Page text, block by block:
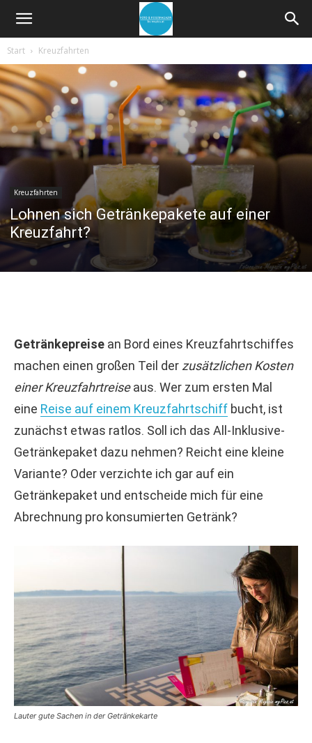
Start Kreuzfahrten
Kreuzfahrten
Lohnen sich Getränkepakete auf einer
Kreuzfahrt?
Getränkepreise an Bord eines Kreuzfahrtschiffes
machen einen großen Teil der zusätzlichen Kosten
einer Kreuzfahrtreiseaus. Wer zum ersten Mal
eine Reise auf einem Kreuzfahrtschiff bucht, ist
zunächst etwas ratlos. Soll ich das All-Inklusive-
Getränkepaket dazu nehmen? Reicht eine kleine
Variante? Oder verzichte ich gar auf ein
Getränkepaket und entscheide mich für eine
Abrechnung pro konsumierten Getränk?
Lauter gute Sachen in der Getränkekarte